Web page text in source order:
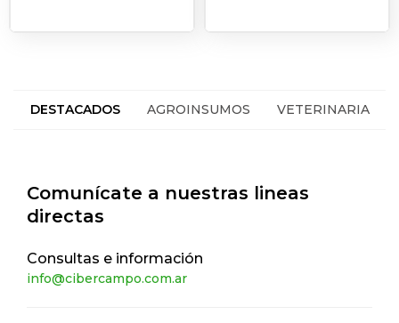
DESTACADOS AGROINSUMOS VETERINARIA
Comunícate a nuestras lineas
directas
Consultas e información
info@cibercampo.com.ar